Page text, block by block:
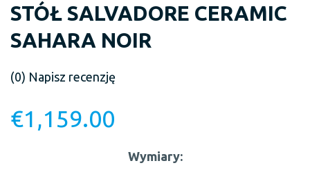
STÓŁ SALVADORE CERAMIC
SAHARA NOIR
(0) Napisz recenzję
€1,159.00
Wymiary: